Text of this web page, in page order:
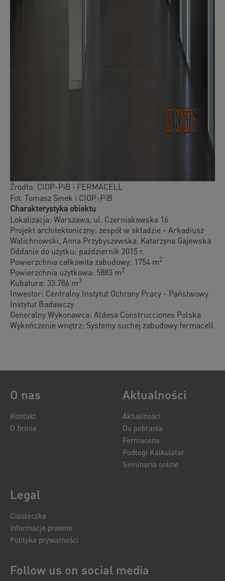
Źródło: CIOP-PiB i FERMACELL
Fot. Tomasz Sinek i CIOP-PiB
Charakterystyka obiektu
Lokalizacja: Warszawa, ul. Czerniakowska 16
Projekt architektoniczny: zespół w składzie - Arkadiusz
Walichnowski, Anna Przybyszewska, Katarzyna Gajewska
Oddanie do użytku: październik 2015 r.
Powierzchnia całkowita zabudowy: 1754 m2
Powierzchnia użytkowa: 5883 m2
Kubatura: 33.786 m3
Inwestor: Centralny Instytut Ochrony Pracy - Państwowy
Instytut Badawczy
Generalny Wykonawca: Aldesa Construcciones Polska
Wykończenie wnętrz: Systemy suchej zabudowy fermacell
O nas
Kontakt
O firmie
Aktualności
Aktualności
Do pobrania
Fermacena
Podłogi Kalkulator
Seminaria online
Legal
Ciasteczka
Informacje prawne
Polityka prywatności
Follow us on social media